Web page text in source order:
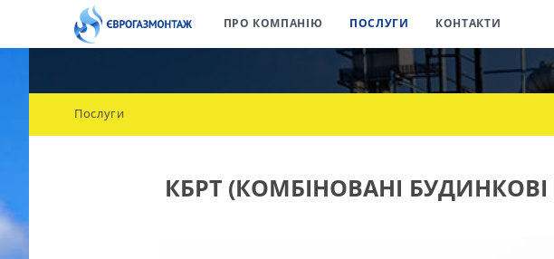
ПРО КОМПАНІЮ ПОСЛУГИ КОНТАКТИ
Послуги
КБРТ (КОМБІНОВАНІ